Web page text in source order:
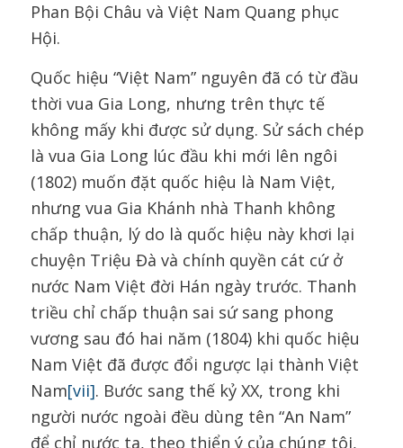
Phan Bội Châu và Việt Nam Quang phục
Hội.
Quốc hiệu “Việt Nam” nguyên đã có từ đầu
thời vua Gia Long, nhưng trên thực tế
không mấy khi được sử dụng. Sử sách chép
là vua Gia Long lúc đầu khi mới lên ngôi
(1802) muốn đặt quốc hiệu là Nam Việt,
nhưng vua Gia Khánh nhà Thanh không
chấp thuận, lý do là quốc hiệu này khơi lại
chuyện Triệu Đà và chính quyền cát cứ ở
nước Nam Việt đời Hán ngày trước. Thanh
triều chỉ chấp thuận sai sứ sang phong
vương sau đó hai năm (1804) khi quốc hiệu
Nam Việt đã được đổi ngược lại thành Việt
Nam[vii]. Bước sang thế kỷ XX, trong khi
người nước ngoài đều dùng tên “An Nam”
để chỉ nước ta, theo thiển ý của chúng tôi,